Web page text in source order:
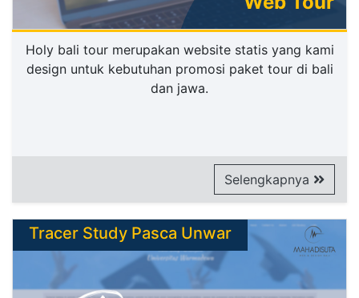
Holy bali tour merupakan website statis yang kami
design untuk kebutuhan promosi paket tour di bali
dan jawa.
Selengkapnya
Tracer Study Pasca Unwar